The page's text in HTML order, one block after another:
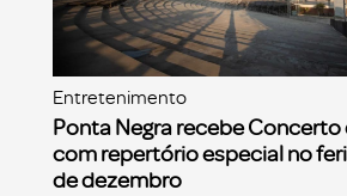
Entretenimento
Ponta Negra recebe Concerto
com repertório especial no
de dezembro